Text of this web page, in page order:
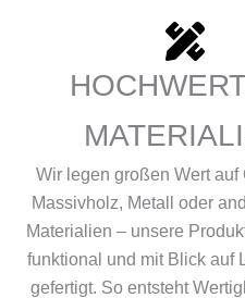
Wir legen großen Wert auf
Massivholz, Metall oder
Materialien – unsere
funktional und mit Blick auf
gefertigt. So entsteht